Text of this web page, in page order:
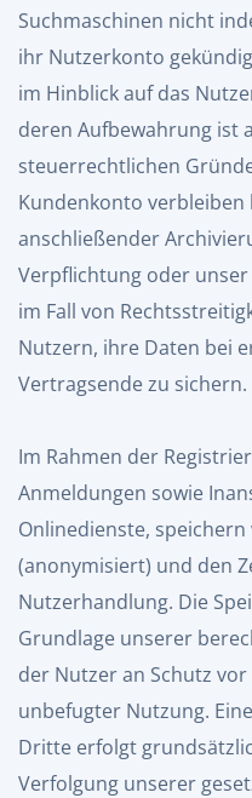
Suchmaschinen nicht
ihr Nutzerkonto
im Hinblick auf das
deren Aufbewahrung ist
steuerrechtlichen
Kundenkonto verbleiben
anschließender
Verpflichtung oder
im Fall von
Nutzern, ihre Daten bei
Vertragsende zu sichern.
Im Rahmen der
Anmeldungen sowie
Onlinedienste, speichern
(anonymisiert) und den
Nutzerhandlung. Die
Grundlage unserer
der Nutzer an Schutz
unbefugter Nutzung.
Dritte erfolgt
Verfolgung unserer